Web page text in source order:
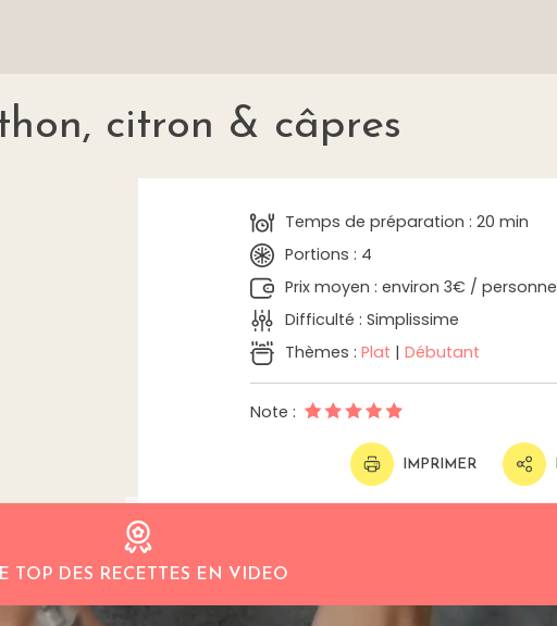
citron & câpres
Temps de préparation : 20 min
Portions : 4
Prix moyen : environ 3€ / personne
Difficulté : Simplissime
Thèmes :Plat |Débutant
Note :
IMPRIMER
TOP DES RECETTES EN VIDEO